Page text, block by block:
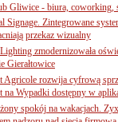
Gliwice - biura, coworking,
Signage. Zintegrowane
przekaz wizualny
zmodernizowała
Gierałtowice
Agricole rozwija cyfrową
na Wypadki dostępny w
spokój na wakacjach.